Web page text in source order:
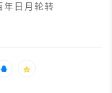
年日月轮转